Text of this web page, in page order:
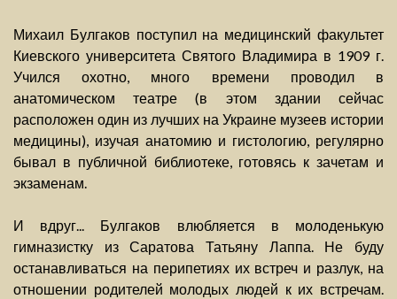
Михаил Булгаков поступил на медицинский факультет
Киевского университета Святого Владимира в 1909 г.
Учился охотно, много времени проводил в
анатомическом театре (в этом здании сейчас
расположен один из лучших на Украине музеев истории
медицины), изучая анатомию и гистологию, регулярно
бывал в публичной библиотеке, готовясь к зачетам и
экзаменам.
И вдруг... Булгаков влюбляется в молоденькую
гимназистку из Саратова Татьяну Лаппа. Не буду
останавливаться на перипетиях их встреч и разлук, на
отношении родителей молодых людей к их встречам.